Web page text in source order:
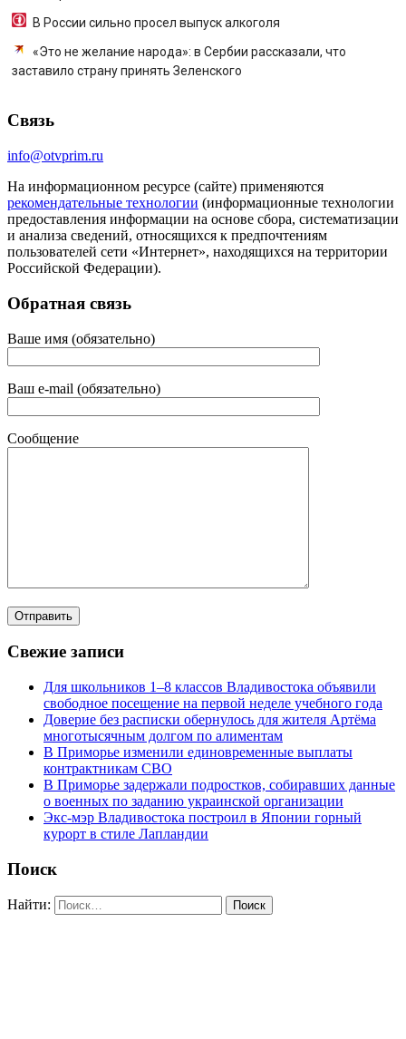
В России сильно просел выпуск алкоголя
«Это не желание народа»: в Сербии рассказали, что
заставило страну принять Зеленского
Связь
info@otvprim.ru
На информационном ресурсе (сайте) применяются
рекомендательные технологии (информационные технологии
предоставления информации на основе сбора, систематизации
и анализа сведений, относящихся к предпочтениям
пользователей сети «Интернет», находящихся на территории
Российской Федерации).
Обратная связь
Ваше имя (обязательно)
Ваш e-mail (обязательно)
Сообщение
Свежие записи
Для школьников 1–8 классов Владивостока объявили
свободное посещение на первой неделе учебного года
Доверие без расписки обернулось для жителя Артёма
многотысячным долгом по алиментам
В Приморье изменили единовременные выплаты
контрактникам СВО
В Приморье задержали подростков, собиравших данные
о военных по заданию украинской организации
Экс-мэр Владивостока построил в Японии горный
курорт в стиле Лапландии
Поиск
Найти: